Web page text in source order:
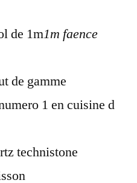
de 1m1m faence
de gamme
1 en cuisine d
technistone